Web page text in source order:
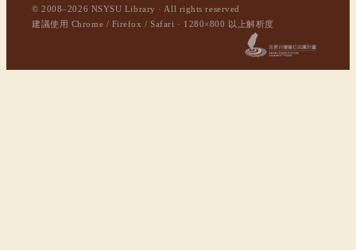
© 2008–2026 NSYSU Library · All rights reserved
建議使用 Chrome / Firefox / Safari · 1280×800 以上解析度